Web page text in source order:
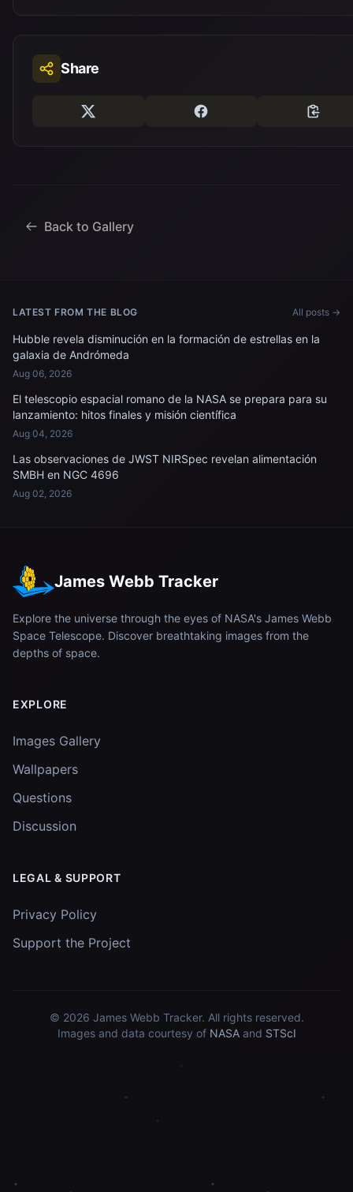
Share
Back to Gallery
LATEST FROM THE BLOG All posts →
Hubble revela disminución en la formación de estrellas en la
galaxia de Andrómeda
Aug 06, 2026
El telescopio espacial romano de la NASA se prepara para su
lanzamiento: hitos finales y misión científica
Aug 04, 2026
Las observaciones de JWST NIRSpec revelan alimentación
SMBH en NGC 4696
Aug 02, 2026
James Webb Tracker
Explore the universe through the eyes of NASA's James Webb
Space Telescope. Discover breathtaking images from the
depths of space.
EXPLORE
Images Gallery
Wallpapers
Questions
Discussion
LEGAL & SUPPORT
Privacy Policy
Support the Project
© 2026 James Webb Tracker. All rights reserved.
Images and data courtesy of NASAand STScI